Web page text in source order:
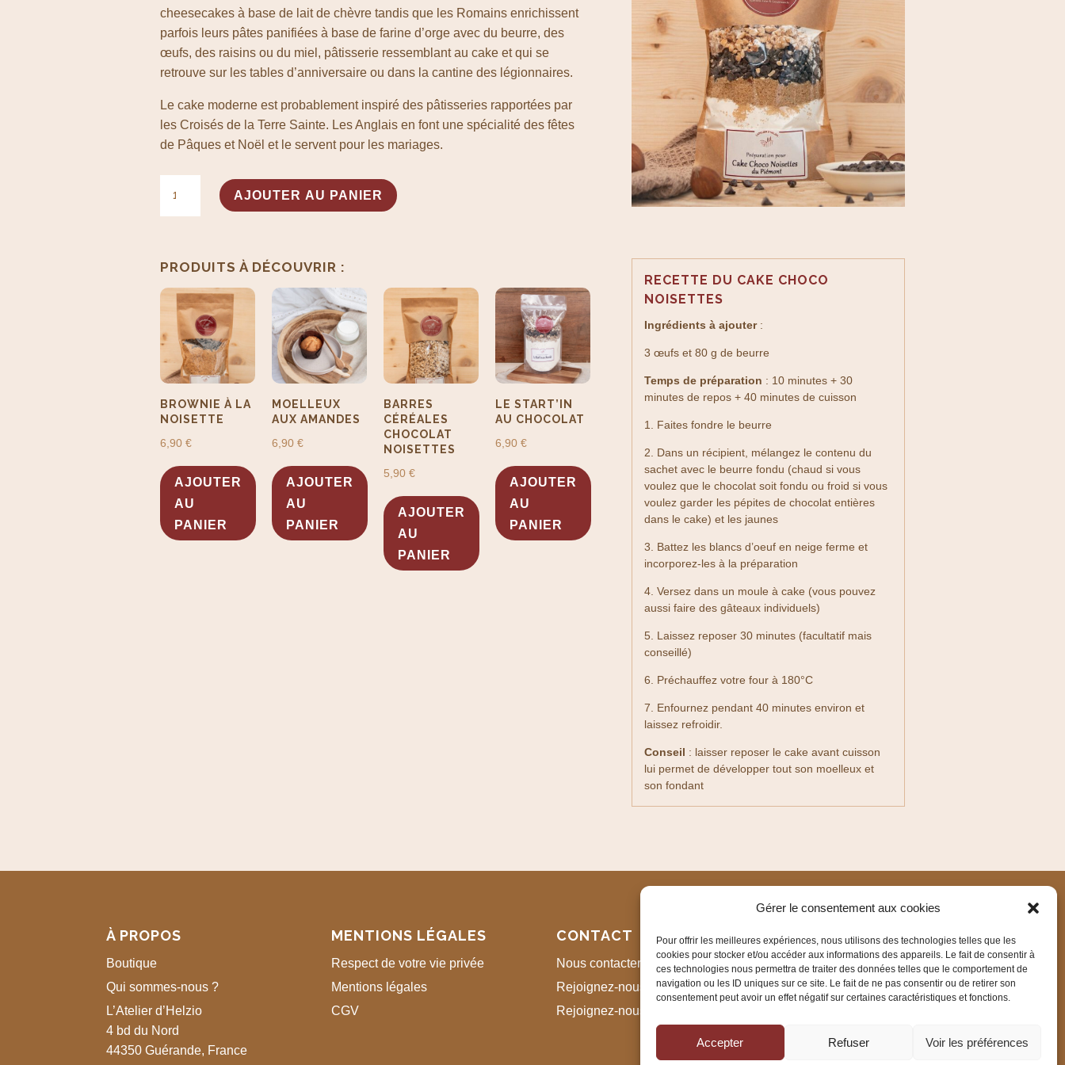
Gérer le consentement aux cookies
Pour offrir les meilleures expériences, nous utilisons des technologies telles que les
cookies pour stocker et/ou accéder aux informations des appareils. Le fait de consentir à
ces technologies nous permettra de traiter des données telles que le comportement de
navigation ou les ID uniques sur ce site. Le fait de ne pas consentir ou de retirer son
consentement peut avoir un effet négatif sur certaines caractéristiques et fonctions.
Accepter Refuser Voir les préférences
cheesecakes à base de lait de chèvre tandis que les Romains enrichissent
parfois leurs pâtes panifiées à base de farine d’orge avec du beurre, des
œufs, des raisins ou du miel, pâtisserie ressemblant au cake et qui se
retrouve sur les tables d’anniversaire ou dans la cantine des légionnaires.
Le cake moderne est probablement inspiré des pâtisseries rapportées par
les Croisés de la Terre Sainte. Les Anglais en font une spécialité des fêtes
de Pâques et Noël et le servent pour les mariages.
noisettes
AJOUTER AU PANIER
a
v
e
:
PRODUITS À DÉCOUVRIR :
PRODUITS SIMILAIRES
BROWNIE À LA
NOISETTE
6,90 €
AJOUTER
AU
PANIER
MOELLEUX
AUX AMANDES
6,90 €
AJOUTER
AU
PANIER
BARRES
CÉRÉALES
CHOCOLAT
NOISETTES
5,90 €
AJOUTER
AU
PANIER
LE START’IN
AU CHOCOLAT
6,90 €
AJOUTER
AU
PANIER
RECETTE DU CAKE CHOCO
NOISETTES
Ingrédients à ajouter:
3 œufs et 80 g de beurre
Temps de préparation : 10 minutes + 30
minutes de repos + 40 minutes de cuisson
1. Faites fondre le beurre
2. Dans un récipient, mélangez le contenu du
sachet avec le beurre fondu (chaud si vous
voulez que le chocolat soit fondu ou froid si vous
voulez garder les pépites de chocolat entières
dans le cake) et les jaunes
3. Battez les blancs d’oeuf en neige ferme et
incorporez-les à la préparation
4. Versez dans un moule à cake (vous pouvez
aussi faire des gâteaux individuels)
5. Laissez reposer 30 minutes (facultatif mais
conseillé)
6. Préchauffez votre four à 180°C
7. Enfournez pendant 40 minutes environ et
laissez refroidir.
Conseil : laisser reposer le cake avant cuisson
lui permet de développer tout son moelleux et
son fondant
À PROPOS
Boutique
Qui sommes-nous ?
L’Atelier d’Helzio
4 bd du Nord
44350 Guérande, France
MENTIONS LÉGALES
Respect de votre vie privée
Mentions légales
CGV
CONTACT
Nous contacter
Rejoignez-nous sur Facebook
Rejoignez-nous sur Instagram